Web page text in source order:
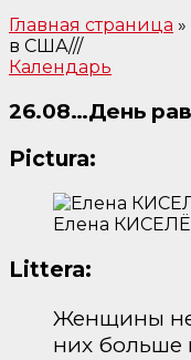
Главная страница »
в США///
Календарь
26.08…День
Pictura:
Елена
Littera:
Женщины не
них больше